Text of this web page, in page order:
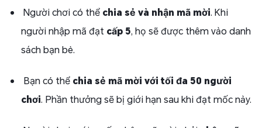
Người chơi có thể chia sẻ và nhận mã mời. Khi
người nhập mã đạt cấp 5, họ sẽ được thêm vào danh
sách bạn bè.
Bạn có thể chia sẻ mã mời với tối đa 50 người
chơi. Phần thưởng sẽ bị giới hạn sau khi đạt mốc này.